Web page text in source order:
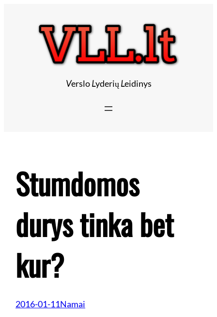
VersloLyderių Leidinys
Stumdomos
durys tinka bet
kur?
2016-01-11Namai